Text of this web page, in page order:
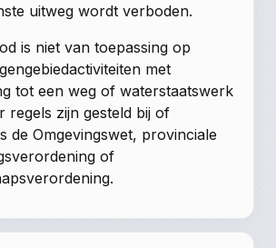
uitweg wordt verboden.
is niet van toepassing op
met
tot een weg of waterstaatswerk
regels zijn gesteld bij of
de Omgevingswet, provinciale
of